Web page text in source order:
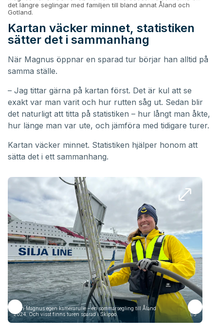
det längre seglingar med familjen till bland annat Åland och
Gotland.
Kartan väcker minnet, statistiken
sätter det i sammanhang
När Magnus öppnar en sparad tur börjar han alltid på
samma ställe.
– Jag tittar gärna på kartan först. Det är kul att se
exakt var man varit och hur rutten såg ut. Sedan blir
det naturligt att titta på statistiken – hur långt man åkte,
hur länge man var ute, och jämföra med tidigare turer.
Kartan väcker minnet. Statistiken hjälper honom att
sätta det i ett sammanhang.
Från Magnus egen kamerarulle – en sommarsegling till Åland
2024. Och visst finns turen sparad i Skippo.
1/5